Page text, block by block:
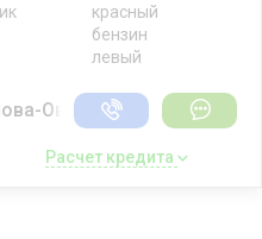
красный
бензин
левый
Овсеенко
Расчет кредита